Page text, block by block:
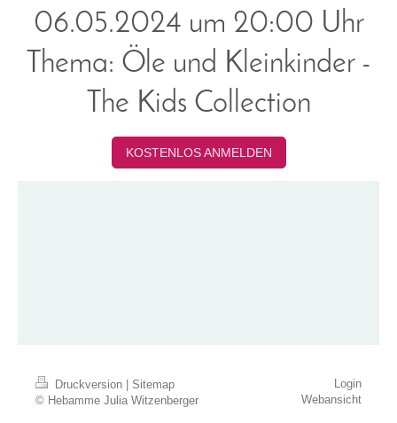
06.05.2024 um 20:00 Uhr
Thema: Öle und Kleinkinder -
The Kids Collection
KOSTENLOS ANMELDEN
Druckversion
Sitemap
© Hebamme Julia Witzenberger
Login
Webansicht